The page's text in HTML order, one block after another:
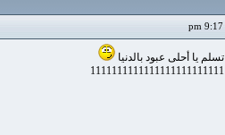
تسلم يا أحلى عبود بالدنيا
1111111111111111111111111